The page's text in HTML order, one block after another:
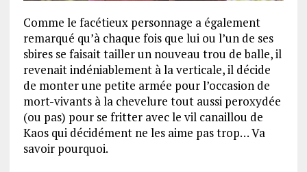
Comme le facétieux personnage a également
remarqué qu’à chaque fois que lui ou l’un de ses
sbires se faisait tailler un nouveau trou de balle, il
revenait indéniablement à la verticale, il décide
de monter une petite armée pour l’occasion de
mort-vivants à la chevelure tout aussi peroxydée
(ou pas) pour se fritter avec le vil canaillou de
Kaos qui décidément ne les aime pas trop… Va
savoir pourquoi.